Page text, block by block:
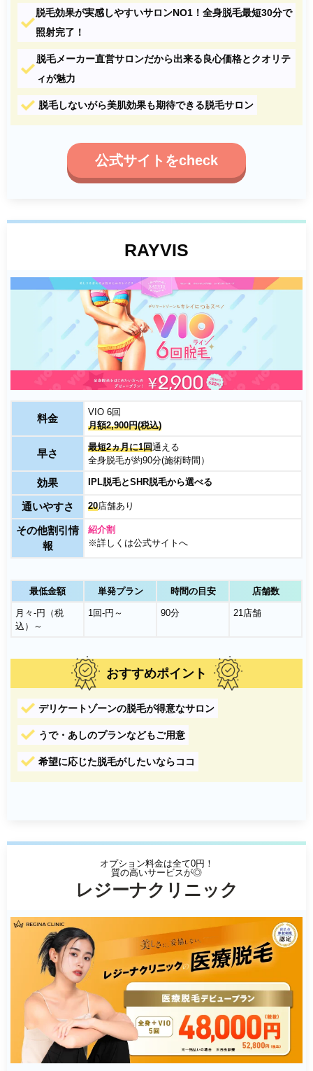
脱毛効果が実感しやすいサロンNO1！全身脱毛最短30分で
照射完了！
脱毛メーカー直営サロンだから出来る良心価格とクオリテ
ィが魅力
脱毛しないがら美肌効果も期待できる脱毛サロン
公式サイトをcheck
RAYVIS
料金
VIO 6回
月額2,900円(税込)
早さ
最短2ヵ月に1回通える
全身脱毛が約90分(施術時間）
効果 IPL脱毛とSHR脱毛から選べる
通いやすさ 20店舗あり
その他割引情
報
紹介割
※詳しくは公式サイトへ
最低金額 単発プラン 時間の目安 店舗数
月々-円（税
込）～
1回-円～ 90分 21店舗
おすすめポイント
デリケートゾーンの脱毛が得意なサロン
うで・あしのプランなどもご用意
希望に応じた脱毛がしたいならココ
オプション料金は全て0円！
質の高いサービスが◎
レジーナクリニック